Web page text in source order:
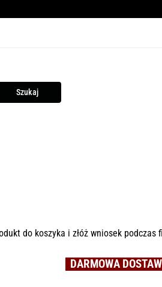
do koszyka i złóż wniosek
DARMOWA